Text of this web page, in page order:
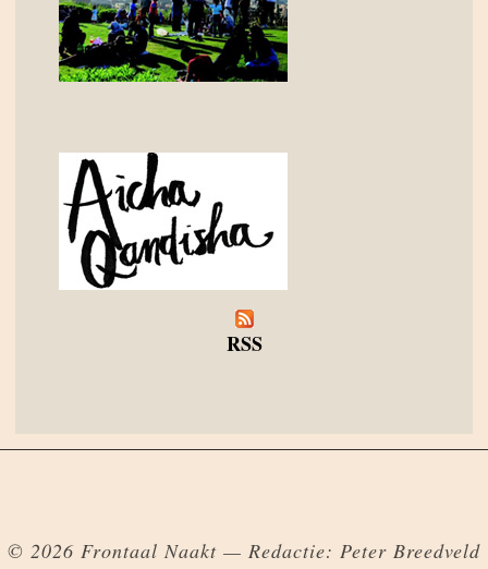
RSS
© 2026 Frontaal Naakt — Redactie: Peter Breedveld